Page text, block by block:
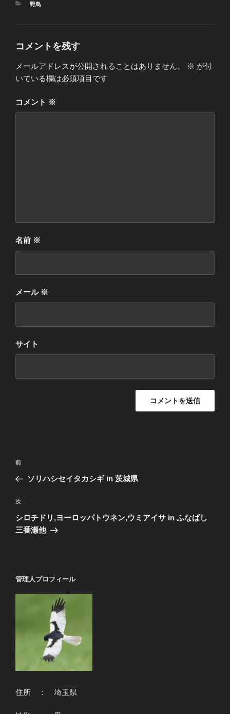
カ
ー
野鳥
コメントを残す
メールアドレスが公開されることはありません。 ※ が付
いている欄は必須項目です
コメント ※
名前 ※
メール ※
サイト
投
ナ
ビ
ゲ
ー
前
の
稿
前
ソリハシセイタカシギ in 茨城県
次
の
投
次
シロチドリ,ヨーロッパトウネン,ウミアイサ in ふなばし
三番瀬他
管理人プロフィール
住所 ： 埼玉県